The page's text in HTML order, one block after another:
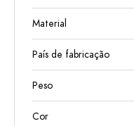
Material
País de fabricação
Peso
Cor